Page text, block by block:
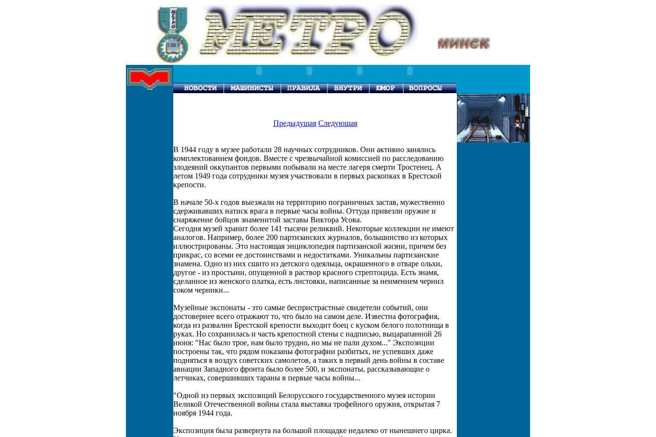
Предыдущая Следующая
В 1944 году в музее работали 28 научных сотрудников. Они активно занялись
комплектованием фондов. Вместе с чрезвычайной комиссией по расследованию
злодеяний оккупантов первыми побывали на месте лагеря смерти Тростенец. А
летом 1949 года сотрудники музея участвовали в первых раскопках в Брестской
крепости.
В начале 50-х годов выезжали на территорию пограничных застав, мужественно
сдерживавших натиск врага в первые часы войны. Оттуда привезли оружие и
снаряжение бойцов знаменитой заставы Виктора Усова.
Сегодня музей хранит более 141 тысячи реликвий. Некоторые коллекции не имеют
аналогов. Например, более 200 партизанских журналов, большинство из которых
иллюстрированы. Это настоящая энциклопедия партизанской жизни, причем без
прикрас, со всеми ее достоинствами и недостатками. Уникальны партизанские
знамена. Одно из них сшито из детского одеяльца, окрашенного в отваре ольхи,
другое - из простыни, опущенной в раствор красного стрептоцида. Есть знамя,
сделанное из женского платка, есть листовки, написанные за неимением чернил
соком черники...
Музейные экспонаты - это самые беспристрастные свидетели событий, они
достовернее всего отражают то, что было на самом деле. Известна фотография,
когда из развалин Брестской крепости выходит боец с куском белого полотнища в
руках. Но сохранилась и часть крепостной стены с надписью, выцарапанной 26
июня: "Нас было трое, нам было трудно, но мы не пали духом..." Экспозиции
построены так, что рядом показаны фотографии разбитых, не успевших даже
подняться в воздух советских самолетов, а таких в первый день войны в составе
авиации Западного фронта было более 500, и экспонаты, рассказывающие о
летчиках, совершивших тараны в первые часы войны...
"Одной из первых экспозиций Белорусского государственного музея истории
Великой Отечественной войны стала выставка трофейного оружия, открытая 7
ноября 1944 года.
Экспозиция была развернута на большой площадке недалеко от нынешнего цирка.